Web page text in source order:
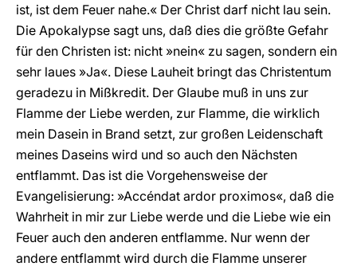
ist, ist dem Feuer nahe.« Der Christ darf nicht lau sein.
Die Apokalypse sagt uns, daß dies die größte Gefahr
für den Christen ist: nicht »nein« zu sagen, sondern ein
sehr laues »Ja«. Diese Lauheit bringt das Christentum
geradezu in Mißkredit. Der Glaube muß in uns zur
Flamme der Liebe werden, zur Flamme, die wirklich
mein Dasein in Brand setzt, zur großen Leidenschaft
meines Daseins wird und so auch den Nächsten
entflammt. Das ist die Vorgehensweise der
Evangelisierung: »Accéndat ardor proximos«, daß die
Wahrheit in mir zur Liebe werde und die Liebe wie ein
Feuer auch den anderen entflamme. Nur wenn der
andere entflammt wird durch die Flamme unserer